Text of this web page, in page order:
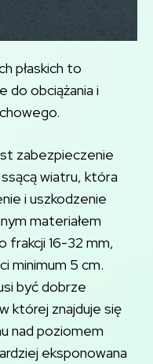
płaskich to
do obciążania i
zabezpieczenie
wiatru, która
i uszkodzenie
materiałem
frakcji 16-32 mm,
minimum 5 cm.
być dobrze
której znajduje się
nad poziomem
eksponowana